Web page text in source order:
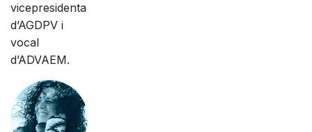
vicepresidenta
d’AGDPV i
vocal
d’ADVAEM.